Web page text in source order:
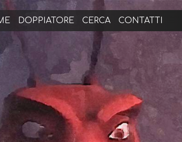
DOPPIATORE CERCA CONTATTI